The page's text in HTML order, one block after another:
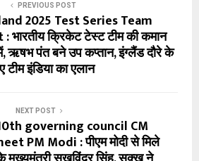
PREVIOUS POST
2025 Test Series Team
क्रिकेट टेस्ट टीम की कमान
ऋषभ पंत बने उप कप्तान, इंग्लैंड दौरे के
टीम इंडिया का एलान
NEXT POST
governing council CM
PM Modi : पीएम मोदी से मिले